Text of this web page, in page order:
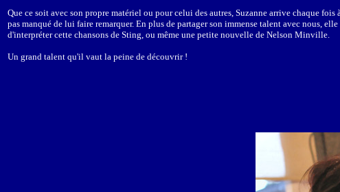
Que ce soit avec son propre matériel ou pour celui des autres, Suzanne arrive chaque
pas manqué de lui faire remarquer. En plus de partager son immense talent avec nous,
d'interpréter cette chansons de Sting, ou même une petite nouvelle de Nelson Minville.
Un grand talent qu'il vaut la peine de découvrir !